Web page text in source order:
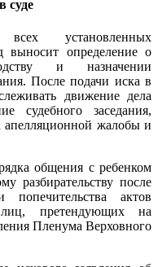
суде
установленных
выносит определение о
и назначении
После подачи иска в
движение дела
судебного заседания,
апелляционной жалобы и
общения с ребенком
разбирательству после
актов
претендующих на
Пленума Верховного